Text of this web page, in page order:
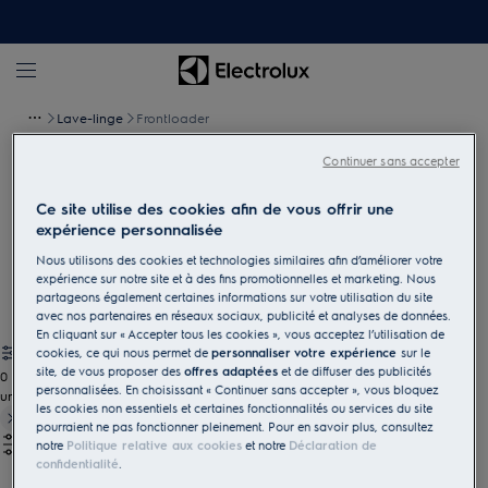
Lave-linge Frontloader
Lave-linge à chargement frontal
Nos machines à laver à chargement frontal proposent une
nettoyer, mais qui préservent et entretiennent également les
vêtements. Ainsi, vos vêtements auront toujours l'air neufs!
0
undefined
Ce site utilise des cookies afin de vous offrir une
expérience personnalisée
Nous utilisons des cookies et technologies similaires afin d’améliorer votre
expérience sur notre site et à des fins promotionnelles et marketing. Nous
partageons également certaines informations sur votre utilisation du site
avec nos partenaires en réseaux sociaux, publicité et analyses de données.
En cliquant sur « Accepter tous les cookies », vous acceptez l’utilisation de
cookies, ce qui nous permet depersonnaliser votre expériencesur le
site, de vous proposer desoffres adaptées et de diffuser des publicités
personnalisées. En choisissant « Continuer sans accepter », vous bloquez
les cookies non essentiels et certaines fonctionnalités ou services du site
pourraient ne pas fonctionner pleinement. Pour en savoir plus, consultez
notre Politique relative aux cookies et notre Déclaration de
confidentialité.
Continuer sans accepter